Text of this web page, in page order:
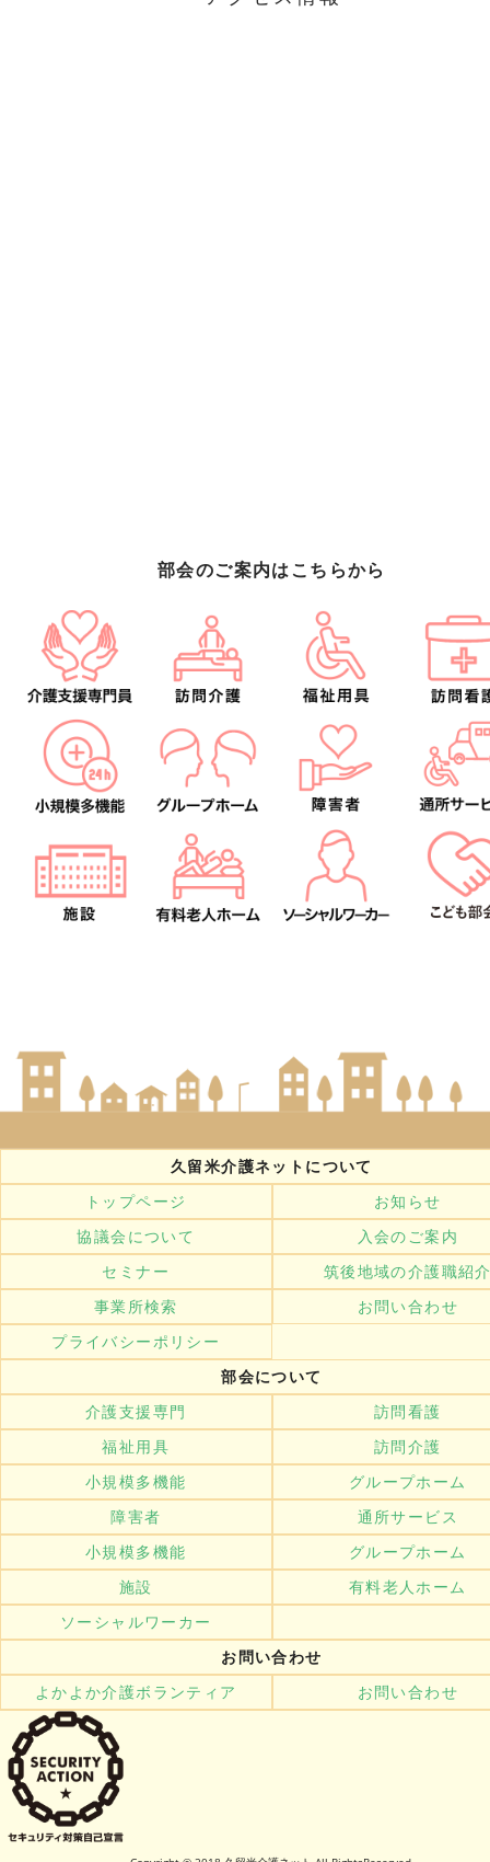
部会のご案内はこちらから
久留米介護ネットについて
トップページ
お知らせ
協議会について
入会のご案内
セミナー
筑後地域の介護職紹
事業所検索
お問い合わせ
プライバシーポリシー
部会について
介護支援専門
訪問看護
福祉用具
訪問介護
小規模多機能
グループホーム
障害者
通所サービス
小規模多機能
グループホーム
施設
有料老人ホーム
ソーシャルワーカー
お問い合わせ
よかよか介護ボランティア
お問い合わせ